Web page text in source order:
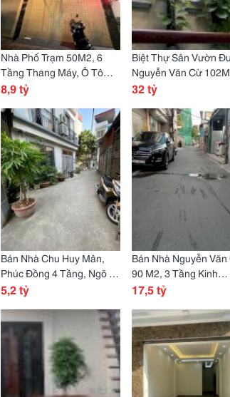
Nhà Phố Trạm 50M2, 6
Tầng Thang Máy, Ô Tô
Vào Nhà , Gần Công Viên,
8,9 tỷ
Biệt Thự Sân Vườn
Nguyễn Văn Cừ
Tầng, Garage 3 Ô Tô,
32 tỷ
Bán Nhà Chu Huy Mân,
Phúc Đồng 4 Tầng, Ngõ Ô
Tô, Giá Tốt, Khu Dân Trí
5,2 tỷ
Bán Nhà Nguyễn Văn
90 M2, 3 Tầng Kinh
Doanh, Ngõ Ô Tô
,Khu Dân Trí
17,5 tỷ